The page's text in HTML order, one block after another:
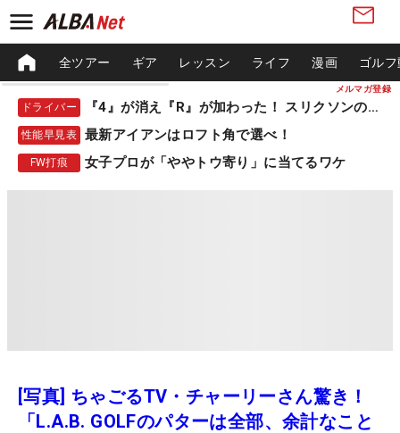
メルマガ登録
全ツアー ギア レッスン ライフ 漫画 ゴル
ドライバー 『4』が消え『R』が加わった！ スリクソンの新作
性能早見表 最新アイアンはロフト角で選べ！
FW打痕 女子プロが「ややトウ寄り」に当てるワケ
[写真] ちゃごるTV・チャーリーさん驚き！
「L.A.B. GOLFのパターは全部、余計なこと